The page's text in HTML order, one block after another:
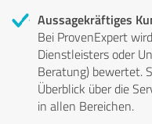
Aussagekräftiges
Bei ProvenExpert
Dienstleisters oder
Beratung) bewertet.
Überblick über die
in allen Bereichen.